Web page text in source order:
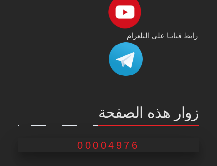
رابط قناتنا على التلغرام
زوار هذه الصفحة
00004976